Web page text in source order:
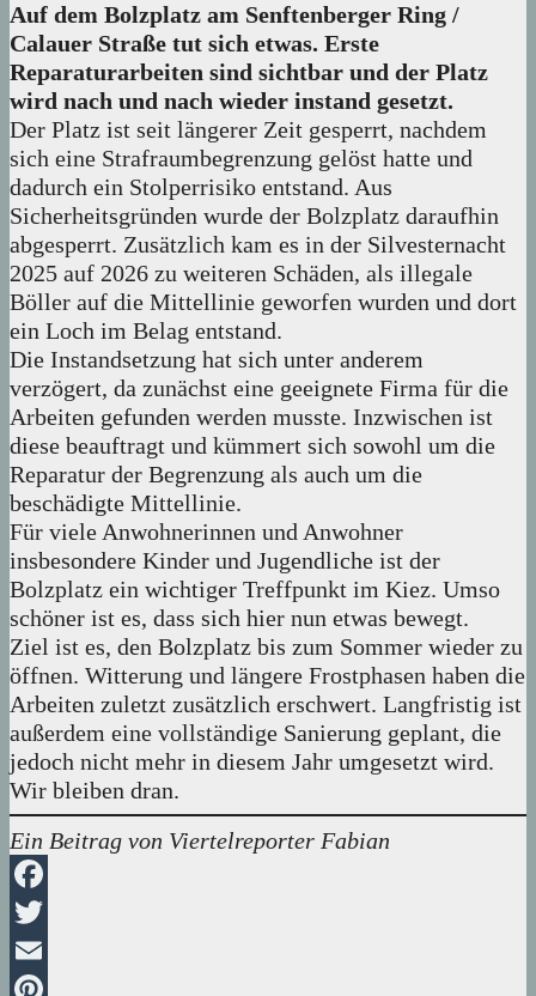
Auf dem Bolzplatz am Senftenberger Ring /
Calauer Straße tut sich etwas. Erste
Reparaturarbeiten sind sichtbar und der Platz
wird nach und nach wieder instand gesetzt.
Der Platz ist seit längerer Zeit gesperrt, nachdem
sich eine Strafraumbegrenzung gelöst hatte und
dadurch ein Stolperrisiko entstand. Aus
Sicherheitsgründen wurde der Bolzplatz daraufhin
abgesperrt. Zusätzlich kam es in der Silvesternacht
2025 auf 2026 zu weiteren Schäden, als illegale
Böller auf die Mittellinie geworfen wurden und dort
ein Loch im Belag entstand.
Die Instandsetzung hat sich unter anderem
verzögert, da zunächst eine geeignete Firma für die
Arbeiten gefunden werden musste. Inzwischen ist
diese beauftragt und kümmert sich sowohl um die
Reparatur der Begrenzung als auch um die
beschädigte Mittellinie.
Für viele Anwohnerinnen und Anwohner
insbesondere Kinder und Jugendliche ist der
Bolzplatz ein wichtiger Treffpunkt im Kiez. Umso
schöner ist es, dass sich hier nun etwas bewegt.
Ziel ist es, den Bolzplatz bis zum Sommer wieder zu
öffnen. Witterung und längere Frostphasen haben die
Arbeiten zuletzt zusätzlich erschwert. Langfristig ist
außerdem eine vollständige Sanierung geplant, die
jedoch nicht mehr in diesem Jahr umgesetzt wird.
Wir bleiben dran.
Ein Beitrag von Viertelreporter Fabian
Facebook
Twitter
Email